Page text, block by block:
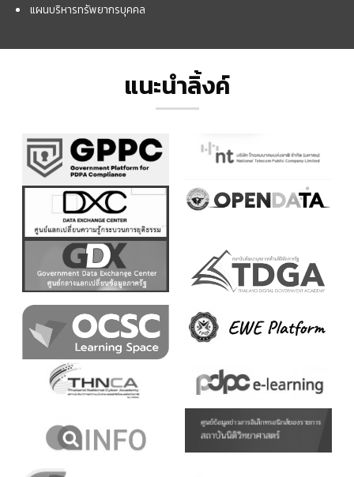
แผนบริหารทรัพยากรบุคคล
แนะนำลิ้งค์